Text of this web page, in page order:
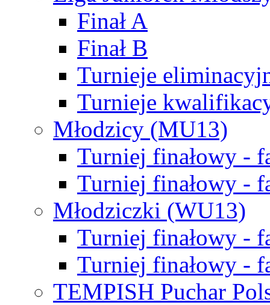
Finał A
Finał B
Turnieje
Turnieje
Młodzicy (MU13)
Turniej finałowy -
Turniej finałowy -
Młodziczki (WU13)
Turniej finałowy -
Turniej finałowy -
TEMPISH Puchar